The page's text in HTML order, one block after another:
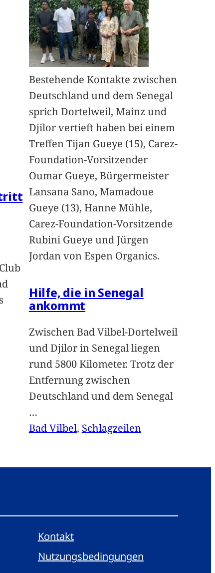
Bestehende Kontakte zwischen
Deutschland und dem Senegal
sprich Dortelweil, Mainz und
Djilor vertieft haben bei einem
Treffen Tijan Gueye (15), Carez-
Foundation-Vorsitzender
Oumar Gueye, Bürgermeister
Lansana Sano, Mamadoue
Gueye (13), Hanne Mühle,
Carez-Foundation-Vorsitzende
Rubini Gueye und Jürgen
Jordan von Espen Organics.
Hilfe, die in Senegal
ankommt
Zwischen Bad Vilbel-Dortelweil
und Djilor in Senegal liegen
rund 5800 Kilometer. Trotz der
Entfernung zwischen
Deutschland und dem Senegal
…
Bad Vilbel, Schlagzeilen
Kontakt
Nutzungsbedingungen